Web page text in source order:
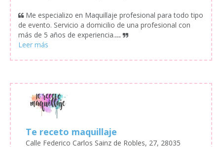
Me especializo en Maquillaje profesional para todo tipo
de evento. Servicio a domicilio de una profesional con
más de 5 años de experiencia....
Te receto maquillaje
Calle Federico Carlos Sainz de Robles, 27, 28035